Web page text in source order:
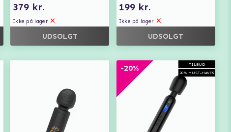
379 kr.
Ikke på lager
UDSOLGT
199 kr.
Ikke på lager
UDSOLGT
TILBUD
20% MUST-HAVES
-20%